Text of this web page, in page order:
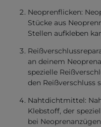
Neoprenflicken:
Stücke aus
Stellen aufkleben
an deinem
spezielle
den Reißverschluss
Nahtdichtmittel:
Klebstoff, der
bei